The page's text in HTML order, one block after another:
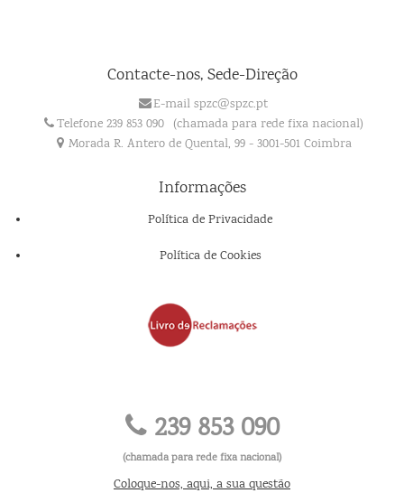
Contacte-nos, Sede-Direção
E-mail spzc@spzc.pt
Telefone 239 853 090 (chamada para rede fixa nacional)
Morada R. Antero de Quental, 99 - 3001-501 Coimbra
Informações
Política de Privacidade
Política de Cookies
239 853 090
(chamada para rede fixa nacional)
Coloque-nos, aqui, a sua questão